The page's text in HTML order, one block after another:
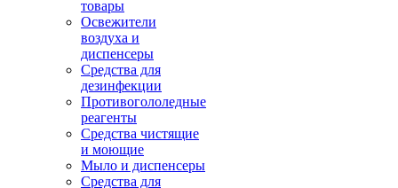
товары
Освежители
воздуха и
диспенсеры
Средства для
дезинфекции
Противогололедные
реагенты
Средства чистящие
и моющие
Мыло и диспенсеры
Средства для